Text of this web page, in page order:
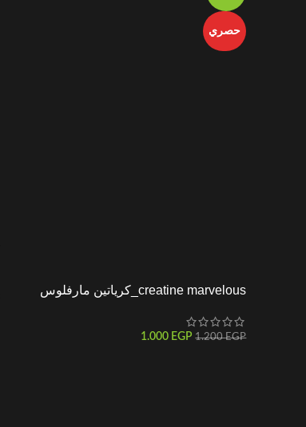
حصري
creatine marvelous_كرياتين مارفلوس
1.200EGP
1.000 EGP